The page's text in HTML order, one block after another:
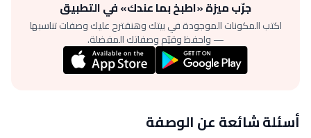
جرّب ميزة «اطبخ بما عندك» في التطبيق
اكتب المكونات الموجودة في بيتك وهنقترح عليك وصفات تناسبها
— واحفظ وقيّم وصفاتك المفضلة.
أسئلة شائعة عن الوصفة